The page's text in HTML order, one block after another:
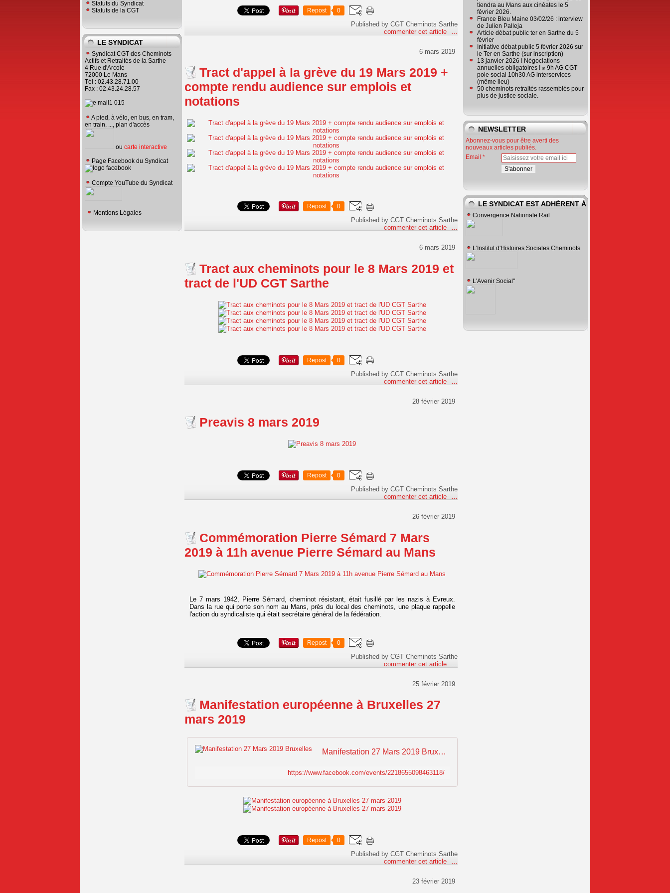
Statuts du Syndicat
Statuts de la CGT
LE SYNDICAT
Syndicat CGT des Cheminots
Actifs et Retraités de la Sarthe
4 Rue d'Arcole
72000 Le Mans
Tél : 02.43.28.71.00
Fax : 02.43.24.28.57
A pied, à vélo, en bus, en tram,
en train, ..., plan d'accès
ou carte interactive
Page Facebook du Syndicat
Compte YouTube du Syndicat
Mentions Légales
Repost 0
Published by CGT Cheminots Sarthe
commenter cet article
6 mars 2019
Tract d'appel à la grève du 19 Mars 2019 +
compte rendu audience sur emplois et
notations
Repost 0
Published by CGT Cheminots Sarthe
commenter cet article
…
6 mars 2019
Tract aux cheminots pour le 8 Mars 2019 et
tract de l'UD CGT Sarthe
Repost 0
Published by CGT Cheminots Sarthe
commenter cet article
28 février 2019
Preavis 8 mars 2019
Repost 0
Published by CGT Cheminots Sarthe
commenter cet article
…
26 février 2019
Commémoration Pierre Sémard 7 Mars
2019 à 11h avenue Pierre Sémard au Mans
Le 7 mars 1942, Pierre Sémard, cheminot résistant, était fusillé par les nazis à Evreux.
Dans la rue qui porte son nom au Mans, près du local des cheminots, une plaque rappelle
l'action du syndicaliste qui était secrétaire général de la fédération.
Repost 0
Published by CGT Cheminots Sarthe
commenter cet article
25 février 2019
Manifestation européenne à Bruxelles 27
mars 2019
Manifestation 27 Mars 2019 Bruxelles
https://www.facebook.com/events/2218655098463118/
Repost 0
Published by CGT Cheminots Sarthe
commenter cet article
…
23 février 2019
tiendra au Mans aux cinéates le 5
février 2026.
France Bleu Maine 03/02/26 : interview
de Julien Palleja
Article débat public ter en Sarthe du 5
février
Initiative débat public 5 février 2026 sur
le Ter en Sarthe (sur inscription)
13 janvier 2026 ! Négociations
annuelles obligatoires ! ✊ 9h AG CGT
pole social 10h30 AG interservices
(même lieu)
50 cheminots retraités rassemblés pour
plus de justice sociale.
NEWSLETTER
Abonnez-vous pour être averti des
nouveaux articles publiés.
Email
LE SYNDICAT EST ADHÉRENT À
Convergence Nationale Rail
L'Institut d'Histoires Sociales Cheminots
L'Avenir Social"